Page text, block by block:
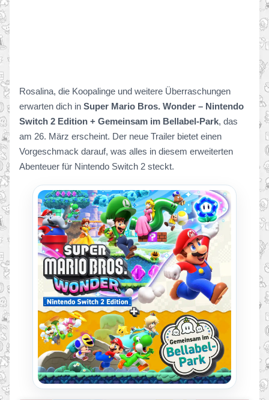
Rosalina, die Koopalinge und weitere Überraschungen
erwarten dich in Super Mario Bros. Wonder – Nintendo
Switch 2 Edition + Gemeinsam im Bellabel-Park, das
am 26. März erscheint. Der neue Trailer bietet einen
Vorgeschmack darauf, was alles in diesem erweiterten
Abenteuer für Nintendo Switch 2 steckt.